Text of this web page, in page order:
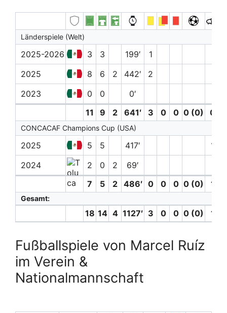
Länderspiele (Welt)
2025-2026 3 3 199′
1
2025
8 6 2 442′
2
2023
0 0
0′
11
9 2 641′ 3 0 0 0 (0) 0
CONCACAF Champions Cup (USA)
2025 5 5 417′
1
2024
2 0 2
69′
7
5 2 486′ 0 0 0 0 (0) 1
Gesamt:
18 14 4 1127′ 3 0 0 0 (0) 1
Fußballspiele von Marcel Ruíz
im Verein &
Nationalmannschaft